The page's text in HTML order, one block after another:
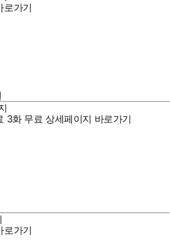
로가기
3화 무료 상세페이지 바로가기
로가기